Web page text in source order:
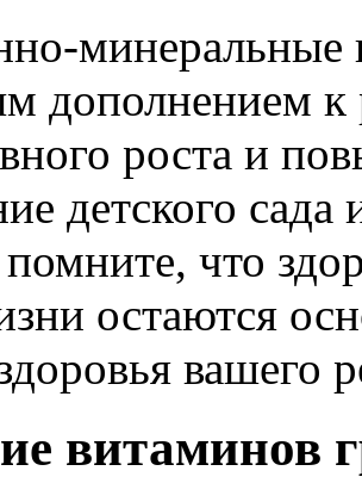
минеральные
дополнением к
роста и
детского сада
что
остаются
вашего
витаминов